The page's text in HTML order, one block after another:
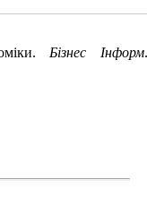
Бізнес Інформ